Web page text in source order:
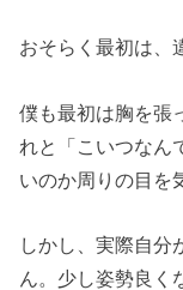
おそらく最初は、
僕も最初は胸を張
れと「こいつなん
いのか周りの目を
しかし、実際自分
ん。少し姿勢良く